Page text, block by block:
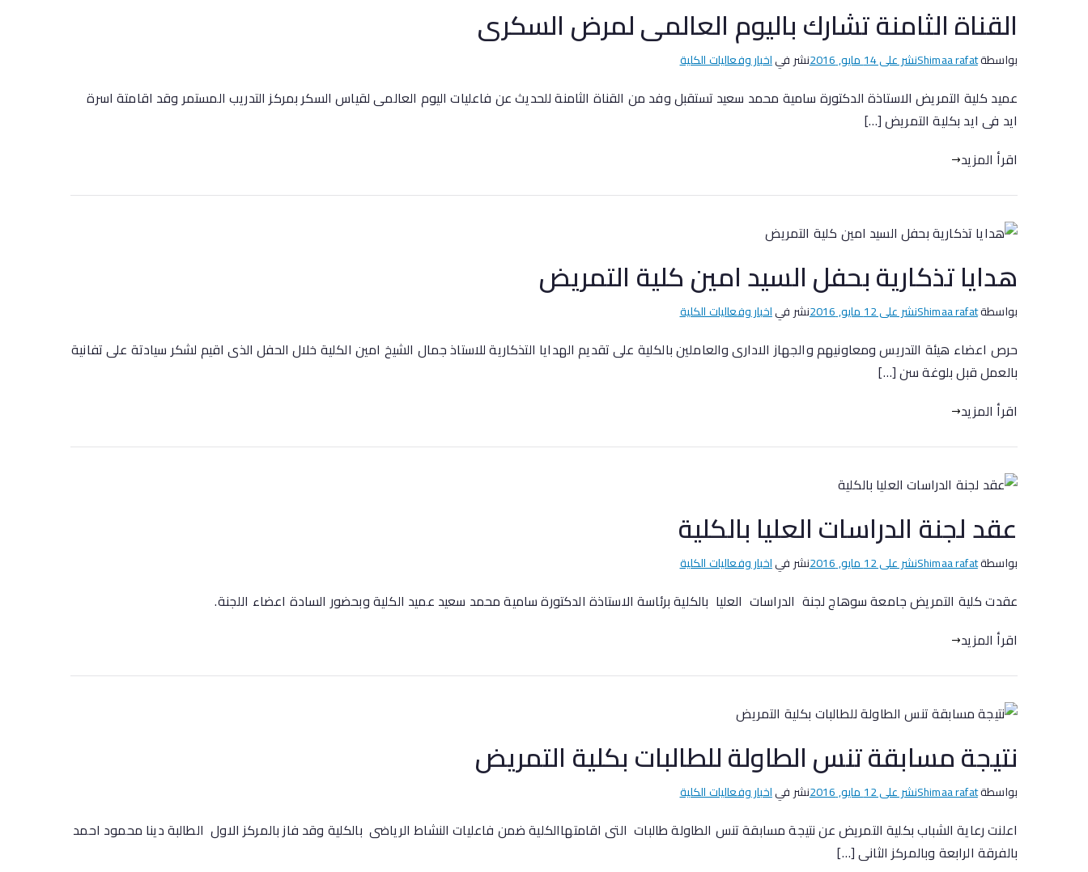
القناة الثامنة تشارك باليوم العالمى لمرض السكرى
بواسطةShimaa rafatنشر على14 مايو, 2016 نشر فياخبار وفعاليات الكلية
عميد كلية التمريض الاستاذة الدكتورة سامية محمد سعيد تستقبل وفد من القناة الثامنة للحديث عن فاعليات اليوم العالمى لقياس السكر بمركز التدريب المستمر وقد اقامتة اسرة
ايد فى ايد بكلية التمريض […]
اقرأ المزيد
هدايا تذكارية بحفل السيد امين كلية التمريض
بواسطةShimaa rafatنشر على12 مايو, 2016 نشر فياخبار وفعاليات الكلية
حرص اعضاء هيئة التدريس ومعاونيهم والجهاز الادارى والعاملين بالكلية على تقديم الهدايا التذكارية للاستاذ جمال الشيخ امين الكلية خلال الحفل الذى اقيم لشكر سيادتة على تفانية
بالعمل قبل بلوغة سن […]
اقرأ المزيد
عقد لجنة الدراسات العليا بالكلية
بواسطةShimaa rafatنشر على12 مايو, 2016 نشر فياخبار وفعاليات الكلية
عقدت كلية التمريض جامعة سوهاج لجنة الدراسات العليا بالكلية برئاسة الاستاذة الدكتورة سامية محمد سعيد عميد الكلية وبحضور السادة اعضاء اللجنة.
اقرأ المزيد
نتيجة مسابقة تنس الطاولة للطالبات بكلية التمريض
بواسطةShimaa rafatنشر على12 مايو, 2016 نشر فياخبار وفعاليات الكلية
اعلنت رعاية الشباب بكلية التمريض عن نتيجة مسابقة تنس الطاولة طالبات التى اقامتهاالكلية ضمن فاعليات النشاط الرياضى بالكلية وقد فاز بالمركز الاول الطالبة دينا محمود احمد
بالفرقة الرابعة وبالمركز الثانى […]